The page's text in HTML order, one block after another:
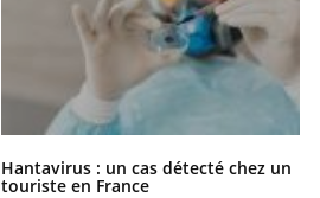
Hantavirus : un cas détecté chez un
touriste en France